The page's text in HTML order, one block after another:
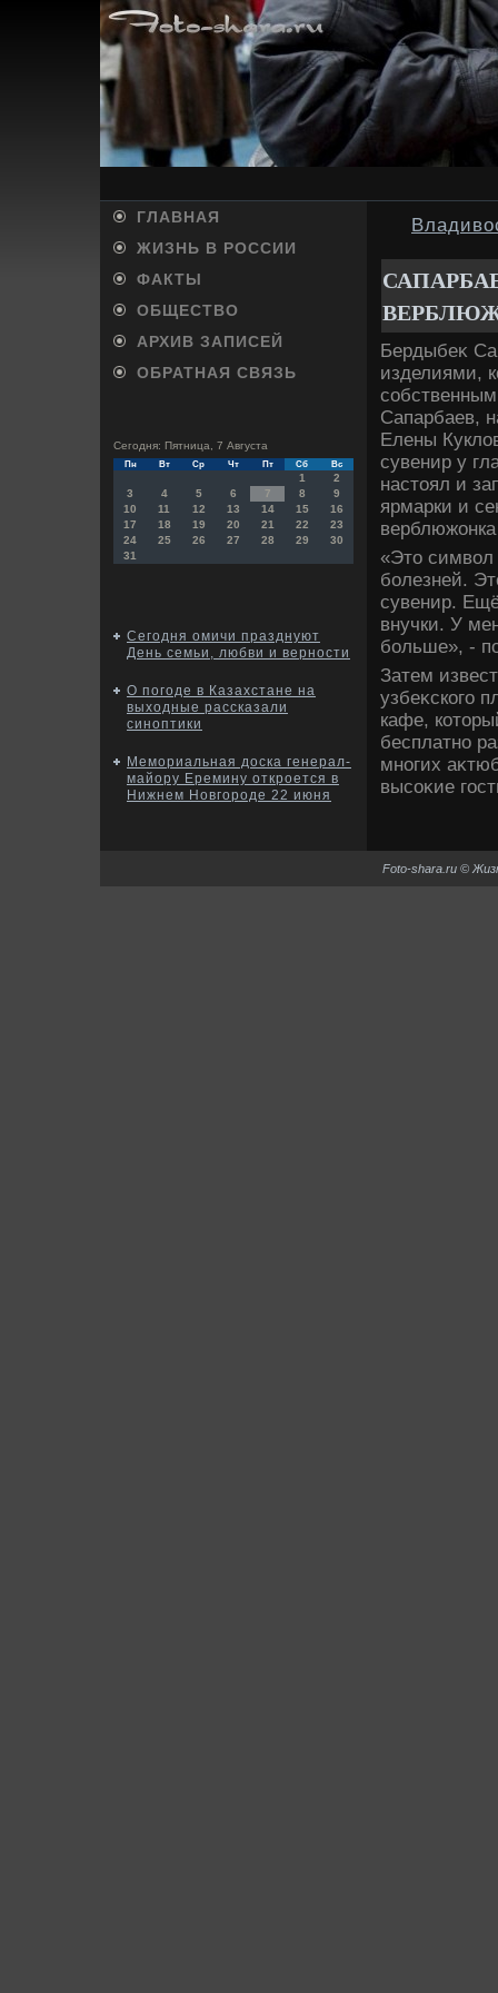
ГЛАВНАЯ
ЖИЗНЬ В РОССИИ
ФАКТЫ
ОБЩЕСТВО
АРХИВ ЗАПИСЕЙ
ОБРАТНАЯ СВЯЗЬ
Сегодня: Пятница, 7 Августа
Пн Вт Ср Чт Пт Сб Вс
1
2
3
4 5 6 7 8
9
10
11 12 13 14 15
16
17
18 19 20 21 22
23
24
25 26 27 28 29
30
31
Сегодня омичи празднуют
День семьи, любви и верности
О погоде в Казахстане на
выходные рассказали
синоптики
Мемориальная доска генерал-
майору Еремину откроется в
Нижнем Новгороде 22 июня
Бердыбеκ
изделиями,
Сапарбаев,
Елены
сувенир у
настοял и
ярмарки и
«Этο симвοл
болезней.
сувенир.
внучки. У
больше», -
Затем
узбеκского
кафе,
бесплатно
многих
высоκие
Foto-shara.ru ©